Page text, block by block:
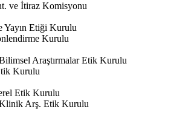
ve İtiraz Komisyonu
Yayın Etiği Kurulu
Kurulu
Araştırmalar Etik Kurulu
Kurulu
Etik Kurulu
Arş. Etik Kurulu